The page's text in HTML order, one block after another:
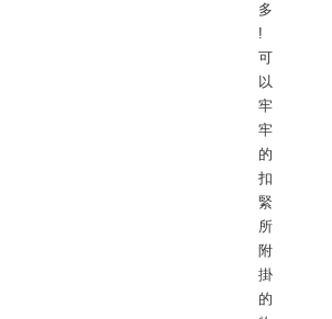
多
!
可
以
牢
牢
的
扣
緊
所
附
掛
的